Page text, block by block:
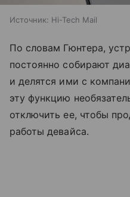
Источник: Hi-Tech Mail
По словам Гюнтера,
постоянно собирают
и делятся ими с
эту функцию
отключить ее, чтобы
работы девайса.